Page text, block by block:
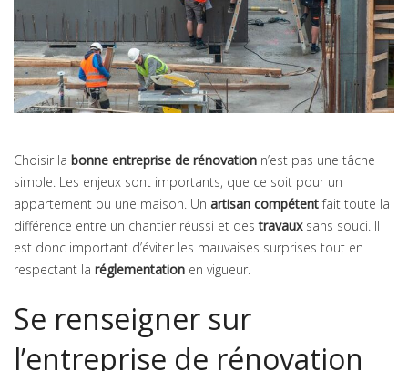
Choisir la bonne entreprise de rénovation n’est pas une tâche
simple. Les enjeux sont importants, que ce soit pour un
appartement ou une maison. Un artisan compétentfait toute la
différence entre un chantier réussi et destravauxsans souci. Il
est donc important d’éviter les mauvaises surprises tout en
respectant la réglementation en vigueur.
Se renseigner sur
l’entreprise de rénovation